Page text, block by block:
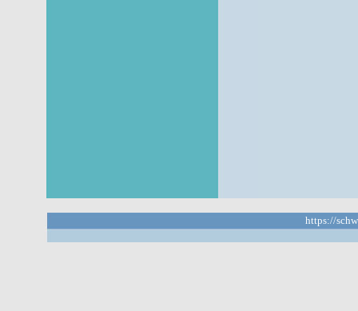
https://